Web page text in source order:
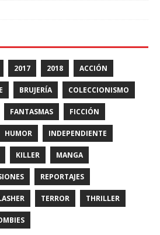
2017 2018 ACCIÓN
BRUJERÍA COLECCIONISMO
FANTASMAS FICCIÓN
HUMOR INDEPENDIENTE
KILLER MANGA
REPORTAJES
TERROR THRILLER